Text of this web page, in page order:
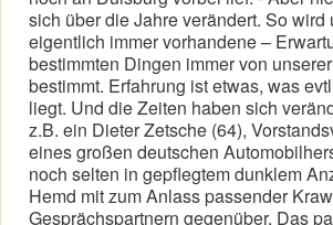
sich über die Jahre verändert. So wird
eigentlich immer vorhandene –
bestimmten Dingen immer von
bestimmt. Erfahrung ist etwas, was
liegt. Und die Zeiten haben sich
z.B. ein Dieter Zetsche (64),
eines großen deutschen
noch selten in gepflegtem dunklem
Hemd mit zum Anlass passender
Gesprächspartnern gegenüber. Das